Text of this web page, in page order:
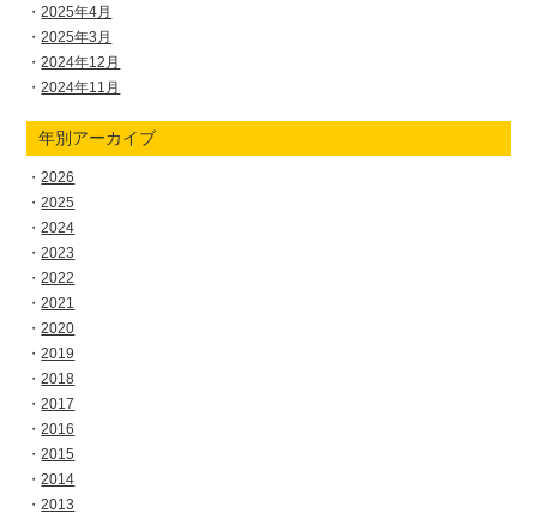
2025年4月
2025年3月
2024年12月
2024年11月
年別アーカイブ
2026
2025
2024
2023
2022
2021
2020
2019
2018
2017
2016
2015
2014
2013